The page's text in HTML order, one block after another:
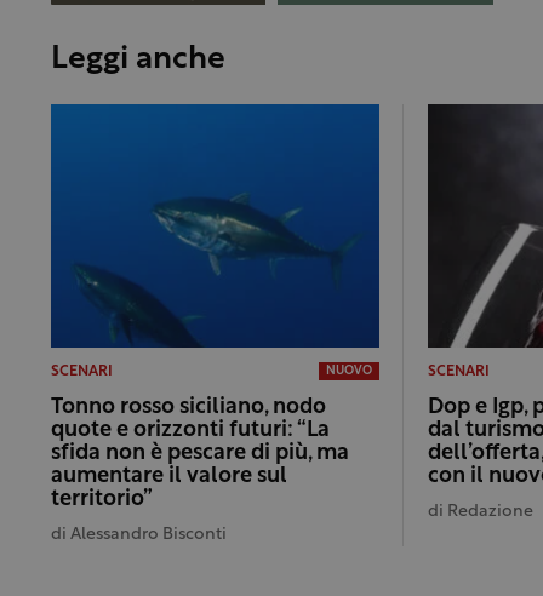
Leggi anche
SCENARI NUOVO
Tonno rosso siciliano, nodo
quote e orizzonti futuri: “La
sfida non è pescare di più, ma
aumentare il valore sul
territorio”
di Alessandro Bisconti
SCENARI
Dop e Igp,
dal
con il
di Redazione